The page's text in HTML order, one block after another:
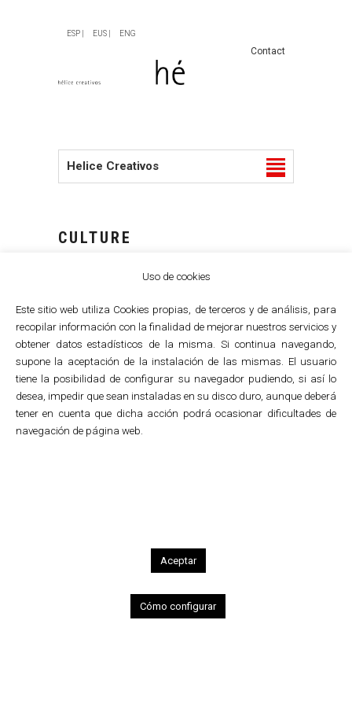
ESP | EUS | ENG
Contact
Helice Creativos
1 2 3 4 5 7 8 9 10
CULTURE
Terms of use•Cookies policy
Uso de cookies
Este sitio web utiliza Cookies propias, de terceros y de análisis, para
recopilar información con la finalidad de mejorar nuestros servicios y
obtener datos estadísticos de la misma. Si continua navegando,
supone la aceptación de la instalación de las mismas. El usuario
tiene la posibilidad de configurar su navegador pudiendo, si así lo
desea, impedir que sean instaladas en su disco duro, aunque deberá
tener en cuenta que dicha acción podrá ocasionar dificultades de
navegación de página web.
Aceptar
Cómo configurar